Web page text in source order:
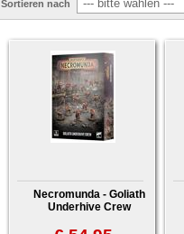
Sortieren nach
Necromunda - Goliath
Underhive Crew